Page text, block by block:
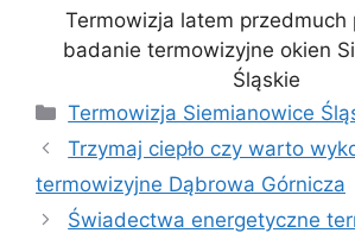
Termowizja latem przedmuch
badanie termowizyjne okien
Śląskie
Kategorie
Termowizja Siemianowice
Trzymaj ciepło czy warto
termowizyjne Dąbrowa Górnicza
Świadectwa energetyczne